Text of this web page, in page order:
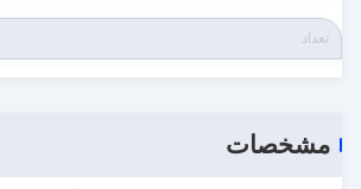
مشخصات